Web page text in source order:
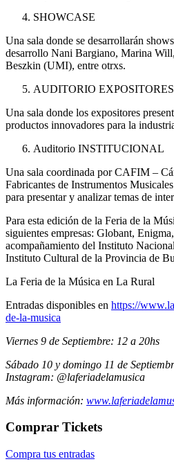
SHOWCASE
Una sala donde se desarrollarán
desarrollo Nani Bargiano, Marina
Beszkin (UMI), entre otrxs.
AUDITORIO EXPOSITORES
Una sala donde los expositores
productos innovadores para la
Auditorio INSTITUCIONAL
Una sala coordinada por CAFIM –
Fabricantes de Instrumentos
para presentar y analizar temas de
Para esta edición de la Feria de la
siguientes empresas: Globant,
acompañamiento del Instituto
Instituto Cultural de la Provincia de
La Feria de la Música en La Rural
Entradas disponibles en https://
de-la-musica
Viernes 9 de Septiembre: 12 a 20hs
Sábado 10 y domingo 11 de
Instagram: @laferiadelamusica
Más información:
Comprar Tickets
Compra tus entradas